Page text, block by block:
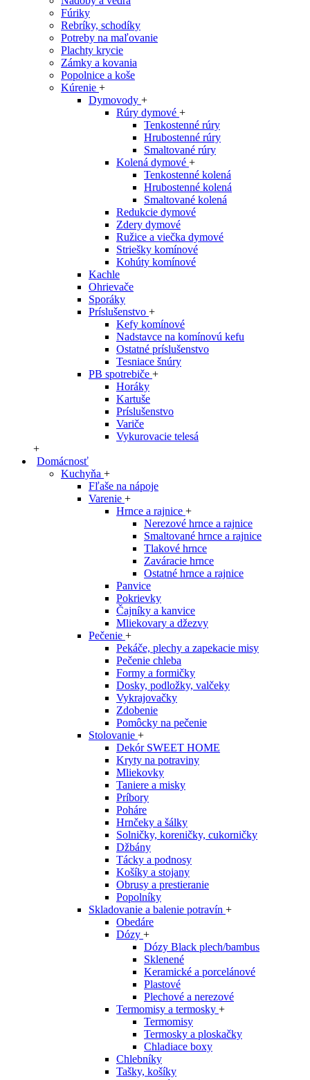
Fúriky
Rebríky, schodíky
Potreby na maľovanie
Plachty krycie
Zámky a kovania
Popolnice a koše
Kúrenie +
Dymovody +
Rúry dymové +
Tenkostenné rúry
Hrubostenné rúry
Smaltované rúry
Kolená dymové +
Tenkostenné kolená
Hrubostenné kolená
Smaltované kolená
Redukcie dymové
Zdery dymové
Ružice a viečka dymové
Striešky komínové
Kohúty komínové
Kachle
Ohrievače
Sporáky
Príslušenstvo +
Kefy komínové
Nadstavce na komínovú kefu
Ostatné príslušenstvo
Tesniace šnúry
PB spotrebiče +
Horáky
Kartuše
Príslušenstvo
Variče
Vykurovacie telesá
+
Domácnosť
Kuchyňa +
Fľaše na nápoje
Varenie +
Hrnce a rajnice +
Nerezové hrnce a rajnice
Smaltované hrnce a rajnice
Tlakové hrnce
Zaváracie hrnce
Ostatné hrnce a rajnice
Panvice
Pokrievky
Čajníky a kanvice
Mliekovary a džezvy
Pečenie +
Pekáče, plechy a zapekacie misy
Pečenie chleba
Formy a formičky
Dosky, podložky, valčeky
Vykrajovačky
Zdobenie
Pomôcky na pečenie
Stolovanie +
Dekór SWEET HOME
Kryty na potraviny
Mliekovky
Taniere a misky
Príbory
Poháre
Hrnčeky a šálky
Solničky, koreničky, cukorničky
Džbány
Tácky a podnosy
Košíky a stojany
Obrusy a prestieranie
Popolníky
Skladovanie a balenie potravín +
Obedáre
Dózy +
Dózy Black plech/bambus
Sklenené
Keramické a porcelánové
Plastové
Plechové a nerezové
Termomisy a termosky +
Termomisy
Termosky a ploskačky
Chladiace boxy
Chlebníky
Tašky, košíky